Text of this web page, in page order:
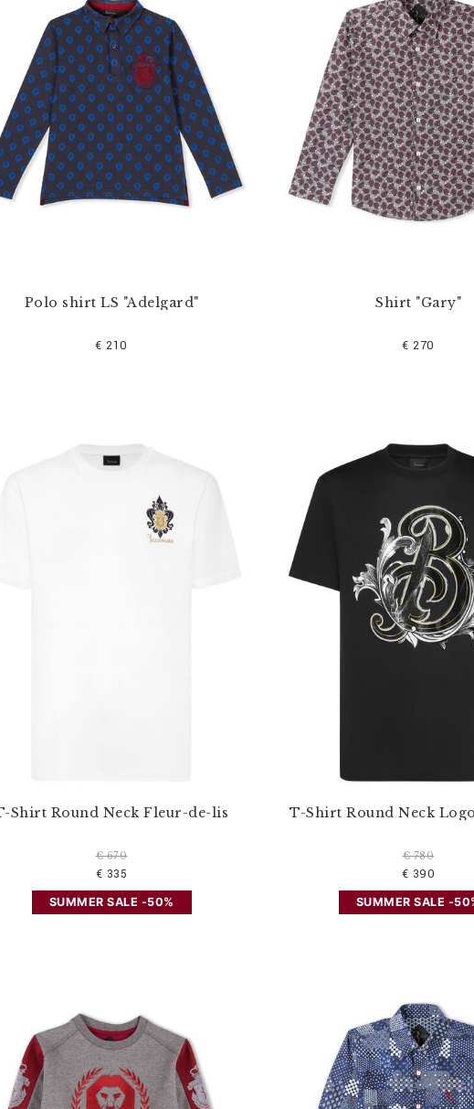
Polo shirt LS "Adelgard"
€ 210
Shirt "Gary"
€ 270
Shirt Round Neck Fleur-de-lis
€ 670
€ 335
SUMMER SALE -50%
T-Shirt Round Neck
€ 780
€ 390
SUMMER SALE -